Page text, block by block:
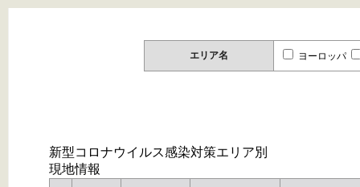
エリア名 ヨーロッパ
新型コロナウイルス感染対策エリア別
現地情報